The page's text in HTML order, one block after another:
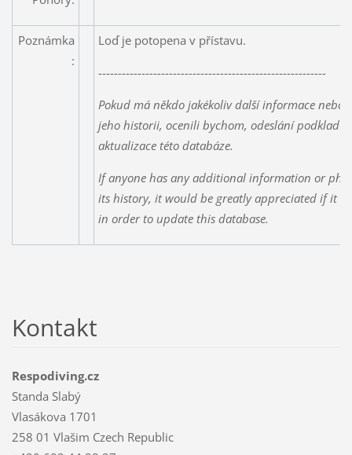
Poznámka
:
Loď je potopena v přístavu.
----------------------------------------------------------
Pokud má někdo jakékoliv další informace
jeho historii, ocenili bychom, odeslání
aktualizace této databáze.
If anyone has any additional information or
its history, it would be greatly appreciated if it
in order to update this database.
Kontakt
Respodiving.cz
Standa Slabý
Vlasákova 1701
258 01 Vlašim Czech Republic